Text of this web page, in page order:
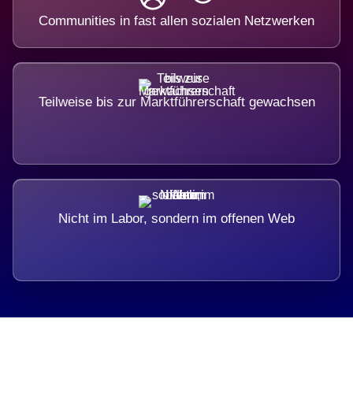
Communities in fast allen sozialen Netzwerken
Teilweise bis zur Marktführerschaft gewachsen
Nicht im Labor, sondern im offenen Web